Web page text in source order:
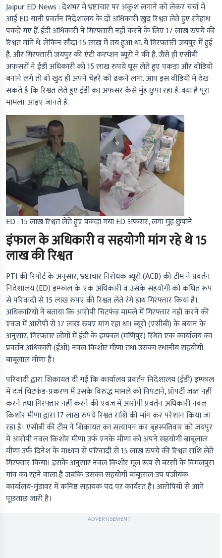
Jaipur ED News :देशभर में भ्रष्टाचार पर अंकुश लगाने को लेकर चर्चा में
आई ED यानी प्रवर्तन निदेशालय के दो अधिकारी खुद रिश्वत लेते हुए रंगेहाथ
पकड़े गए हैं. ईडी अधिकारी ने गिरफ्तारी नहीं करने के लिए 17 लाख रुपये की
रिश्वत मांगे थे. लेकिन सौदा 15 लाख में तय हुआ था. ये गिरफ्तारी जयपुर में हुई
है. और गिरफ्तारी जयपुर की एंटी करप्शन ब्यूरो ने की है. जैसे ही एसीबी
अफसरों ने ईडी अधिकारी को 15 लाख रुपये घूस लेते हुए पकड़ा और वीडियो
बनाने लगे तो वो खुद ही अपने चेहरे को ढकने लगा. आप इस वीडियो में देख
सकते हैं कि रिश्वत लेते हुए ईडी का अफसर कैसे मुंह छुपा रहा है. क्या है पूरा
मामला. आइए जानते हैं.
ED : 15 लाख रिश्वत लेते हुए पकड़ा गया ED अफसर, लगा मुंह छुपाने
इंफाल के अधिकारी व सहयोगी मांग रहे थे 15
लाख की रिश्वत
PTI की रिपोर्ट के अनुसार,भ्रष्टाचार निरोधक ब्यूरो (ACB) की टीम ने प्रवर्तन
निदेशालय (ED) इम्फाल के एक अधिकारी व उसके सहयोगी को कथित रूप
से परिवादी से 15 लाख रुपए की रिश्वत लेते रंगे हाथ गिरफ्तार किया है।
अधिकारियों ने बताया कि आरोपी चिटफंड मामले में गिरफ्तार नहीं करने की
एवज में आरोपी से 17 लाख रुपए मांग रहा था। ब्यूरो (एसीबी) के बयान के
अनुसार, गिरफ्तार लोगों में ईडी के इम्फाल (मणिपुर) स्थित एक कार्यालय का
प्रवर्तन अधिकारी (ईओ) नवल किशोर मीणा तथा उसका स्‍थानीय सहयोगी
बाबूलाल मीणा है।
परिवादी द्वारा शिकायत दी गई कि कार्यालय प्रवर्तन निदेशालय (ईडी) इम्फाल
में दर्ज चिटफंड-प्रकरण में उसके विरुद्ध मामले को निपटाने, प्रॉपर्टी जब्त नहीं
करने तथा गिरफ्तार नहीं करने की एवज में आरोपी प्रवर्तन अधिकारी नवल
किशोर मीणा द्वारा 17 लाख रुपये रिश्वत राशि की मांग कर परेशान किया जा
रहा है। एसीबी की टीम ने शिकायत का सत्यापन कर बृहस्पतिवार को जयपुर
में आरोपी नवल किशोर मीणा उर्फ एनके मीणा को अपने सहयोगी बाबूलाल
मीणा उर्फ दिनेश के माध्यम से परिवादी से 15 लाख रुपये की रिश्वत राशि लेते
गिरफ्तार किया। इसके अनुसार नवल किशोर मूल रूप से बस्सी के विमलपुरा
गांव का रहने वाला है जबकि उसका सहयोगी बाबूलाल उप पंजीयक
कार्यालय-मुंडावर में कनिष्ठ सहायक पद पर कार्यरत है। आरोपियों से आगे
पूछताछ जारी है।
ADVERTISEMENT